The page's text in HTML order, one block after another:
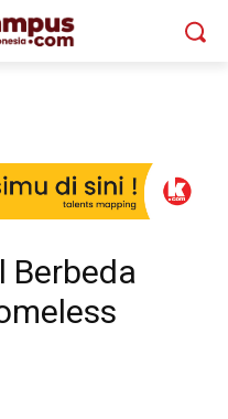
Berbeda